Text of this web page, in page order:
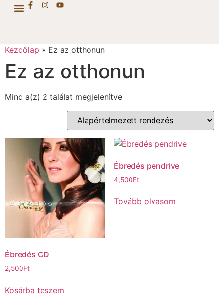
Kezdőlap » Ez az otthonun
Ez az otthonun
Mind a(z) 2 találat megjelenítve
Ébredés CD
2,500Ft
Kosárba teszem
Ébredés pendrive
4,500Ft
Tovább olvasom